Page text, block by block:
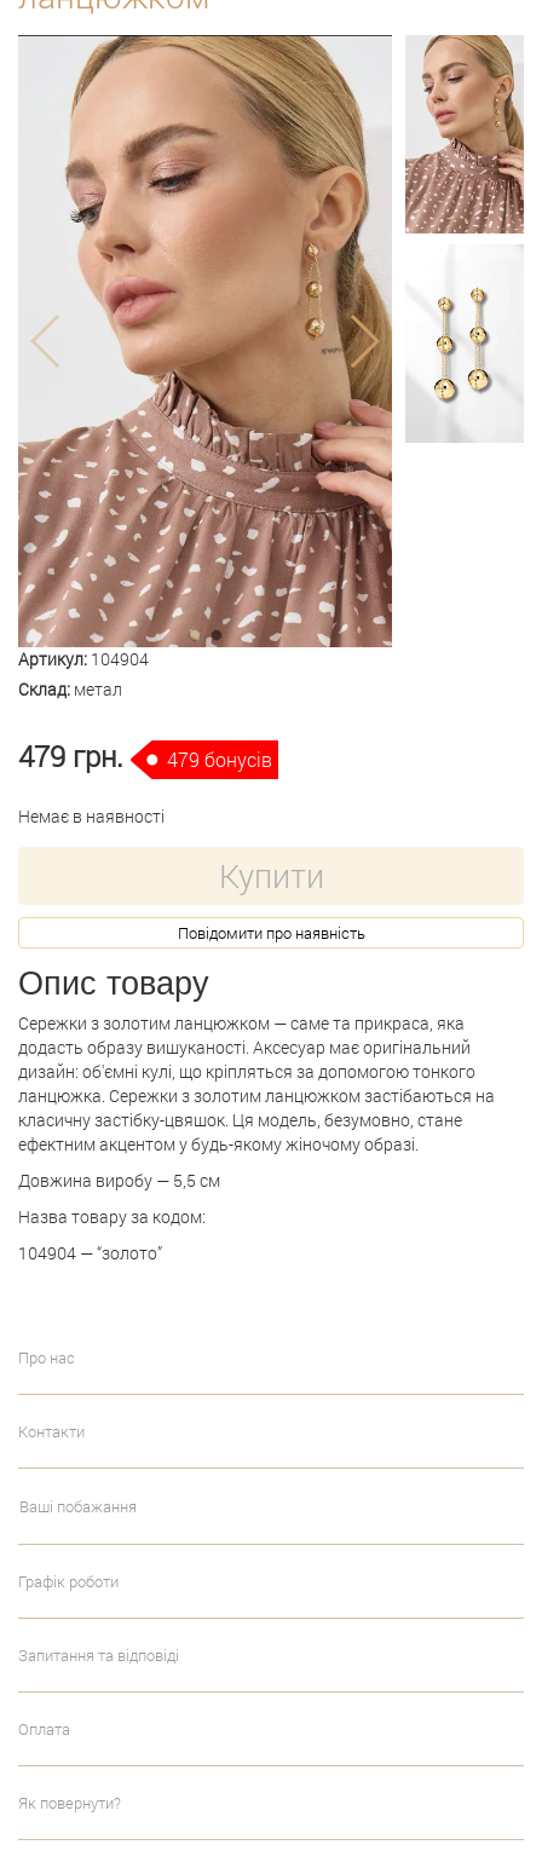
Артикул: 104904
Склад: метал
479 грн. 479 бонусів
Немає в наявності
Купити
Повідомити про наявність
Опис товару
Сережки з золотим ланцюжком — саме та прикраса, яка
додасть образу вишуканості. Аксесуар має оригінальний
дизайн: об'ємні кулі, що кріпляться за допомогою тонкого
ланцюжка. Сережки з золотим ланцюжком застібаються на
класичну застібку-цвяшок. Ця модель, безумовно, стане
ефектним акцентом у будь-якому жіночому образі.
Довжина виробу — 5,5 см
Назва товару за кодом:
104904 — “золото”
Про нас
Контакти
Ваші побажання
Графік роботи
Запитання та відповіді
Оплата
Як повернути?